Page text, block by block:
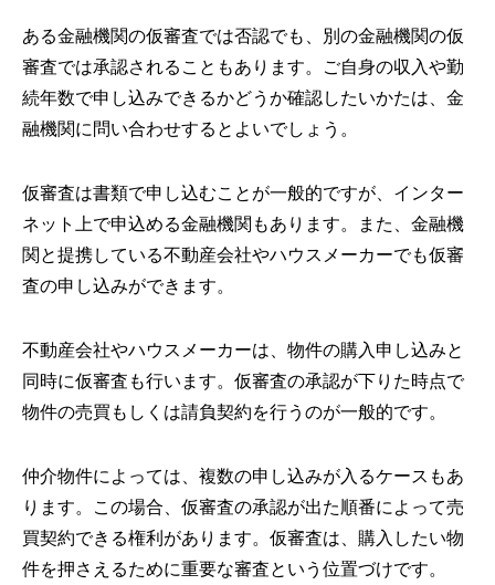
ある金融機関の仮審査では否認でも、別の金融機関の仮
審査では承認されることもあります。ご自身の収入や勤
続年数で申し込みできるかどうか確認したいかたは、金
融機関に問い合わせするとよいでしょう。
仮審査は書類で申し込むことが一般的ですが、インター
ネット上で申込める金融機関もあります。また、金融機
関と提携している不動産会社やハウスメーカーでも仮審
査の申し込みができます。
不動産会社やハウスメーカーは、物件の購入申し込みと
同時に仮審査も行います。仮審査の承認が下りた時点で
物件の売買もしくは請負契約を行うのが一般的です。
仲介物件によっては、複数の申し込みが入るケースもあ
ります。この場合、仮審査の承認が出た順番によって売
買契約できる権利があります。仮審査は、購入したい物
件を押さえるために重要な審査という位置づけです。